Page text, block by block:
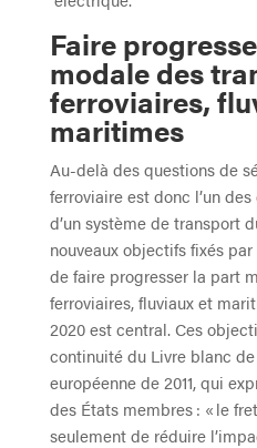
Faire
modale des
ferroviaires,
maritimes
Au-delà des questions de
ferroviaire est donc l’un
d’un système de transport
nouveaux objectifs fixés
de faire progresser la part
ferroviaires, fluviaux et
2020 est central. Ces
continuité du Livre blanc
européenne de 2011, qui
des États membres : « le
seulement de réduire